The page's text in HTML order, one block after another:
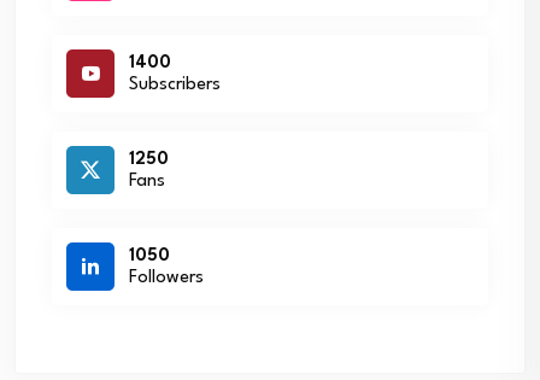
1400
Subscribers
1250
Fans
1050
Followers